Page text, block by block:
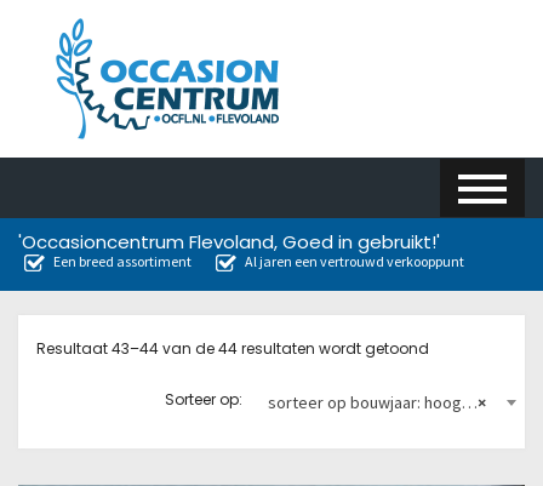
'Occasioncentrum Flevoland, Goed in gebruikt!'
Een breed assortiment Al jaren een vertrouwd verkooppunt
Resultaat 43–44 van de 44 resultaten wordt getoond
Sorteer op: ×
sorteer op bouwjaar: hoog naar laag